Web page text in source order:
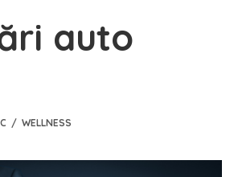
auto
/ WELLNESS